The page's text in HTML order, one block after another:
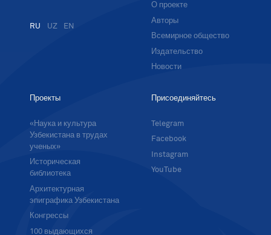
RU UZ EN
О проекте
Авторы
Всемирное общество
Издательство
Новости
Проекты
«Наука и культура
Узбекистана в трудах
ученых»
Историческая
библиотека
Архитектурная
эпиграфика Узбекистана
Конгрессы
100 выдающихся
Присоединяйтесь
Telegram
Facebook
Instagram
YouTube